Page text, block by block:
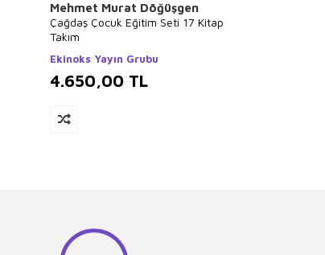
Mehmet Murat Döğüşgen
Çağdaş Çocuk Eğitim Seti 17 Kitap
Takım
Ekinoks Yayın Grubu
4.650,00 TL